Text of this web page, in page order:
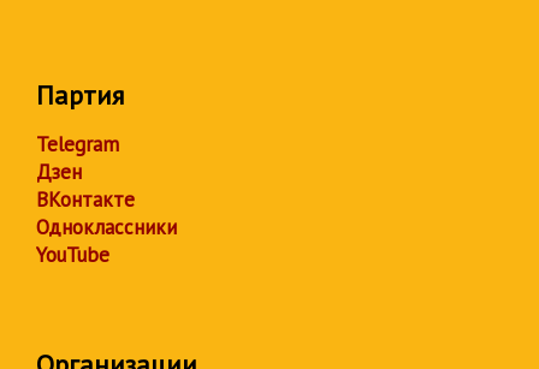
Партия
Telegram
Дзен
ВКонтакте
Одноклассники
YouTube